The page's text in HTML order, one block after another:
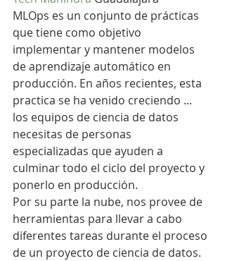
MLOps es un conjunto de prácticas
que tiene como objetivo
implementar y mantener modelos
de aprendizaje automático en
producción. En años recientes, esta
practica se ha venido creciendo ...
los equipos de ciencia de datos
necesitas de personas
especializadas que ayuden a
culminar todo el ciclo del proyecto y
ponerlo en producción.
Por su parte la nube, nos provee de
herramientas para llevar a cabo
diferentes tareas durante el proceso
de un proyecto de ciencia de datos.